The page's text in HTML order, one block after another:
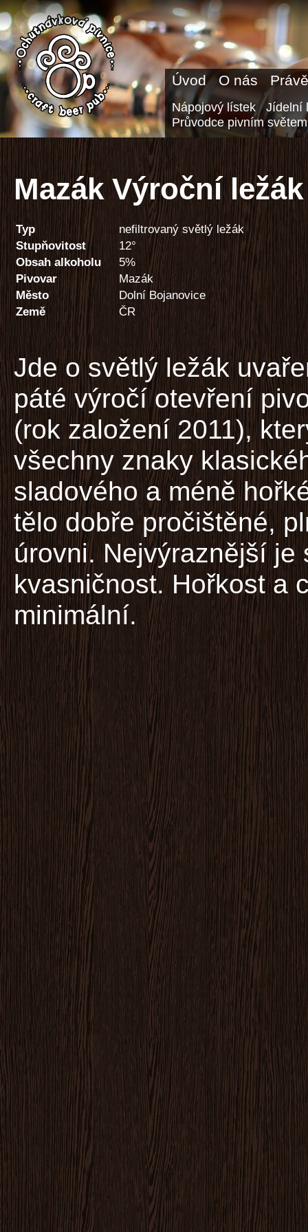
Úvod O nás
Nápojový lístek
Jídelní
Průvodce pivním světem
Mazák Výroční ležák
Typ
nefiltrovaný světlý ležák
Stupňovitost
12°
Obsah alkoholu
5%
Pivovar
Mazák
Město
Dolní Bojanovice
Země
ČR
Jde o světlý ležák
páté výročí otevření
(rok založení 2011),
všechny znaky
sladového a méně
tělo dobře pročištěné,
úrovni. Nejvýraznější je
kvasničnost. Hořkost a
minimální.